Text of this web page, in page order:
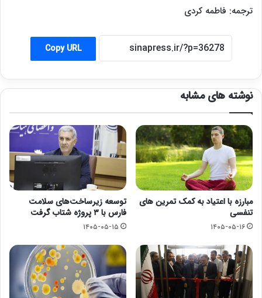
ترجمه: فاطمه کردی
Copy URL
نوشته های مشابه
مبارزه با اعتیاد به کمک تمرین های
تنفسی
۱۴۰۵-۰۵-۱۶
توسعه زیرساخت‌های سلامت
فارس با ۳ پروژه شتاب گرفت
۱۴۰۵-۰۵-۱۵